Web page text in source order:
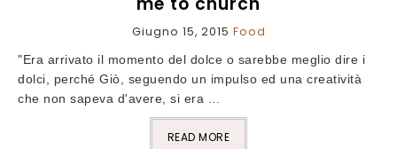
Giugno 15, 2015 Food
"Era arrivato il momento del dolce o sarebbe meglio dire i
dolci, perché Giò, seguendo un impulso ed una creatività
che non sapeva d'avere, si era ...
READ MORE